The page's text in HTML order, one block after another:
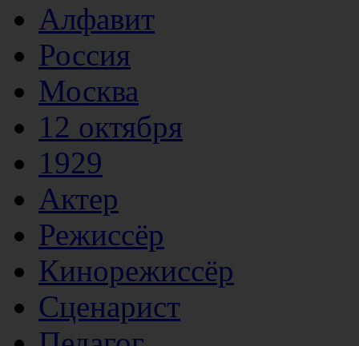
Алфавит
Россия
Москва
12 октября
1929
Актер
Режиссёр
Кинорежиссёр
Сценарист